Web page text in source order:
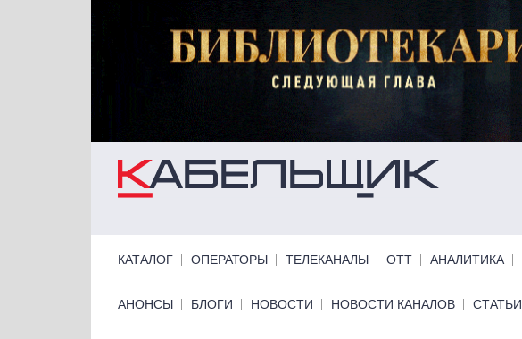
КАТАЛОГ ОПЕРАТОРЫ ТЕЛЕКАНАЛЫ ОТТ АНАЛИТИКА
Primary links bottom
АНОНСЫ БЛОГИ НОВОСТИ НОВОСТИ КАНАЛОВ СТАТЬИ